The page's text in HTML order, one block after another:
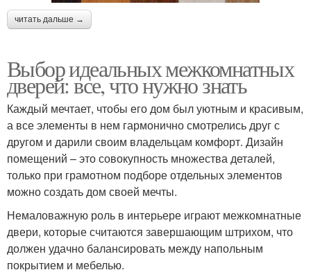
читать дальше →
Выбор идеальных межкомнатных
дверей: все, что нужно знать
Каждый мечтает, чтобы его дом был уютным и красивым,
а все элементы в нем гармонично смотрелись друг с
другом и дарили своим владельцам комфорт. Дизайн
помещений – это совокупность множества деталей,
только при грамотном подборе отдельных элементов
можно создать дом своей мечты.
Немаловажную роль в интерьере играют межкомнатные
двери, которые считаются завершающим штрихом, что
должен удачно балансировать между напольным
покрытием и мебелью.